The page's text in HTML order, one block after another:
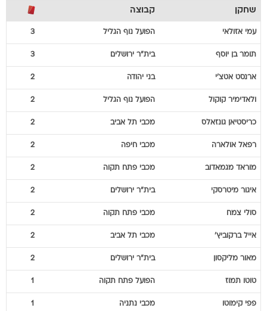
שחקן קבוצה
עמי אזולאי הפועל נוף הגליל 3
תומר בן יוסף בית"ר ירושלים 3
ארנסט אטצ'י בני יהודה 2
ולאדימיר קוקול הפועל נוף הגליל 2
כריסטיאן גונזאלס מכבי תל אביב 2
רפאל אולארה מכבי חיפה 2
מוראד מגמאדוב מכבי פתח תקוה 2
איגור מיטרסקי בית"ר ירושלים 2
סולי צמח מכבי פתח תקוה 2
אייל ברקוביץ' מכבי תל אביב 2
מאור מליקסון בית"ר ירושלים 2
טוטו תמוז הפועל פתח תקוה 1
פפי קימוטו מכבי נתניה 1